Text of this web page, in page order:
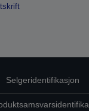
Selgeridentifikasjon